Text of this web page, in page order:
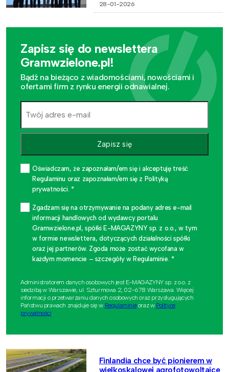
28-01-2026
Zapisz się do newslettera
Gramwzielone.pl!
Bądź na bieżąco z wiadomościami, nowościami i
ofertami firm z rynku energii odnawialnej.
Zapisz się
Oświadczam, że zapoznałam/em się i akceptuję treść
Regulaminu oraz zapoznałam/em się z Polityką
prywatności. *
Zgadzam się na otrzymywanie na podany adres e-mail
informacji handlowych od wydawcy portalu
Gramwzielone.pl, spółki E-MAGAZYNY sp. z o.o., w tym
w formie newslettera, dotyczących działalności spółki
oraz jej partnerów. Zgoda może zostać wycofana w
każdym momencie – szczegóły w Regulaminie. *
Administratorem danych osobowych jest E-MAGAZYNY sp. z o.o. z
siedzibą w Warszawie, ul. Szturmowa 2, 02-678 Warszawa. Więcej
informacji o przetwarzaniu danych osobowych oraz przysługujących
Państwu prawach znajduje się w Regulaminieoraz w Polityce
prywatności.
Finlandia chce być pionierem w
wielkoskalowej agrofotowoltaice